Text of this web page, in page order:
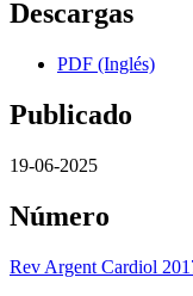
Descargas
PDF (Inglés)
Publicado
19-06-2025
Número
Rev Argent Cardiol